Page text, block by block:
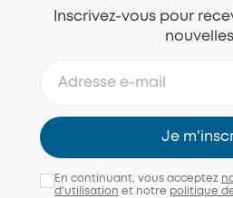
Inscrivez-vous pour
Je
En continuant, vous acceptez
d'utilisation et notre politique